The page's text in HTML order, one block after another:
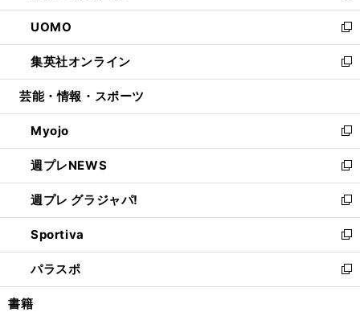
開
く
ウ
で
開
く
ン
ド
ウ
で
開
ウ
ィ
ン
ド
ウ
開
く
し
い
ウ
ィ
ン
ウ
で
開
く
UOMO
新
し
い
ウ
ン
ド
ウ
で
開
く
集英社オンライン
新
し
ウ
ィ
ン
ド
ウ
で
開
く
芸能・情報・スポーツ
Myojo
新
し
い
ウ
ィ
ン
ド
ウ
で
開
週プレNEWS
新
し
い
ウ
ィ
ン
ド
ウ
週プレ グラジャパ!
新
し
い
ウ
ィ
ン
Sportiva
新
し
い
ウ
パラスポ
新
し
書籍